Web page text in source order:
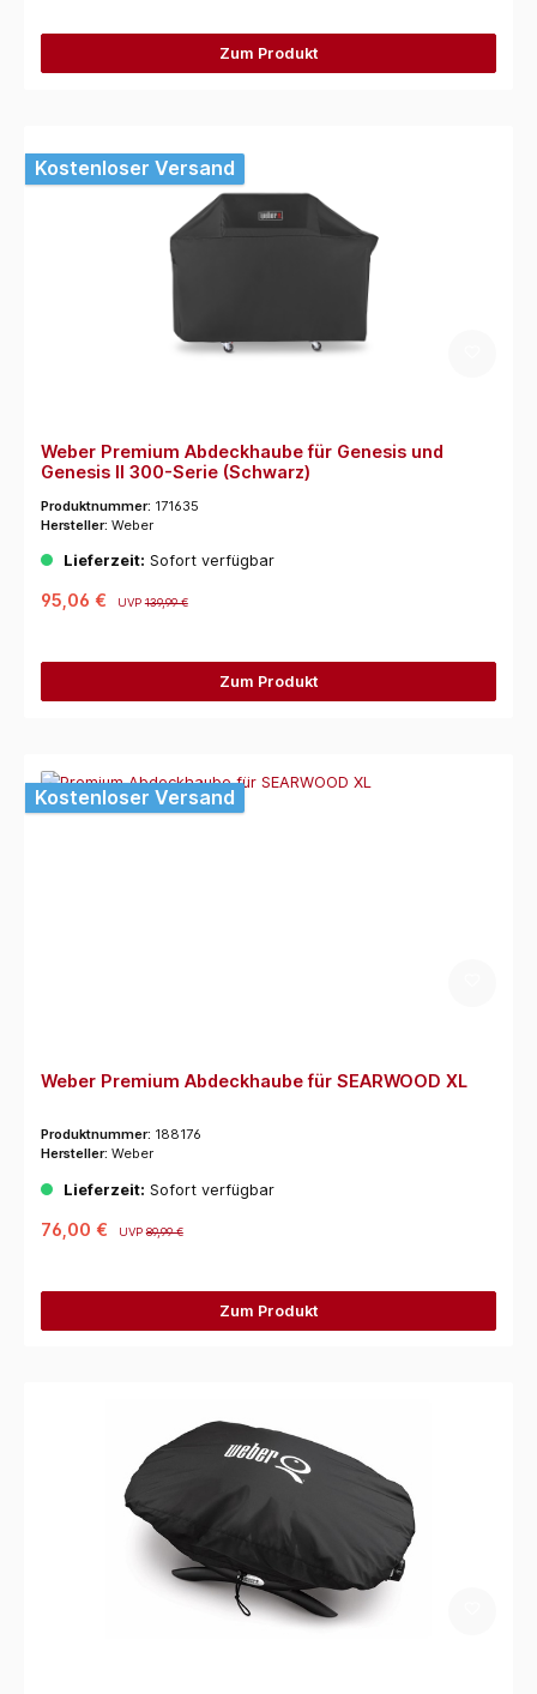
Zum Produkt
Kostenloser Versand
Weber Premium Abdeckhaube für Genesis und
Genesis II 300-Serie (Schwarz)
Produktnummer: 171635
Hersteller: Weber
Lieferzeit: Sofort verfügbar
95,06 € UVP139,99 €
Zum Produkt
Kostenloser Versand
Weber Premium Abdeckhaube für SEARWOOD XL
Produktnummer: 188176
Hersteller: Weber
Lieferzeit: Sofort verfügbar
76,00 € UVP89,99 €
Zum Produkt